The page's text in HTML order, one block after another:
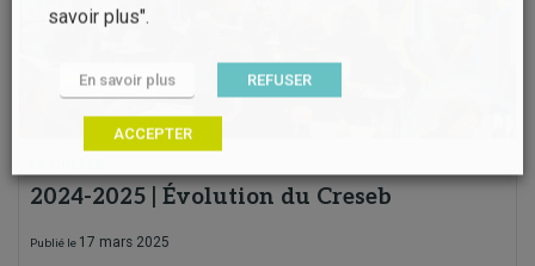
2024-2025 | Évolution du Creseb
Publié le 17 mars 2025
savoir plus".
En savoir plus REFUSER
ACCEPTER